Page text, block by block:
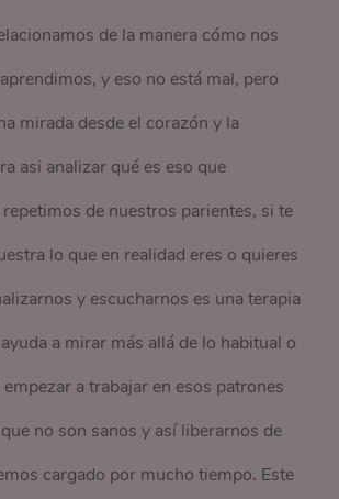
de la manera cómo nos
y eso no está mal, pero
mirada desde el corazón y la
asi analizar qué es eso que
de nuestros parientes, si te
lo que en realidad eres o quieres
y escucharnos es una terapia
a mirar más allá de lo habitual o
a trabajar en esos patrones
no son sanos y así liberarnos de
cargado por mucho tiempo. Este